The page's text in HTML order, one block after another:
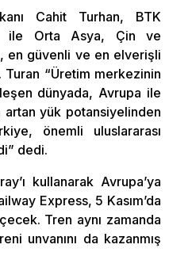
Cahit Turhan, BTK
ile Orta Asya, Çin ve
en güvenli ve en elverişli
“Üretim merkezinin
dünyada, Avrupa ile
artan yük potansiyelinden
önemli uluslararası
dedi.
kullanarak Avrupa’ya
Express, 5 Kasım’da
Tren aynı zamanda
unvanını da kazanmış